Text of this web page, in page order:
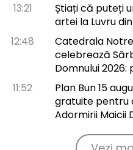
13:21
Știați că puteți
artei la Luvru
12:48
Catedrala
celebrează
Domnului
11:52
Plan Bun 15
gratuite pentru
Adormirii Maicii